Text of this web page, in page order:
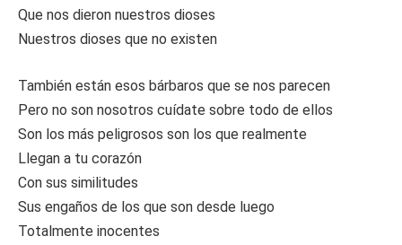
Que nos dieron nuestros dioses
Nuestros dioses que no existen
También están esos bárbaros que se nos parecen
Pero no son nosotros cuídate sobre todo de ellos
Son los más peligrosos son los que realmente
Llegan a tu corazón
Con sus similitudes
Sus engaños de los que son desde luego
Totalmente inocentes